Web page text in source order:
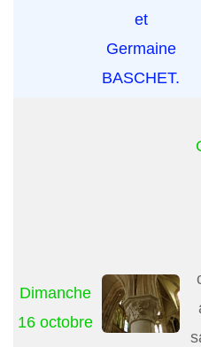
et
Germaine
BASCHET.
Dimanche
16 octobre